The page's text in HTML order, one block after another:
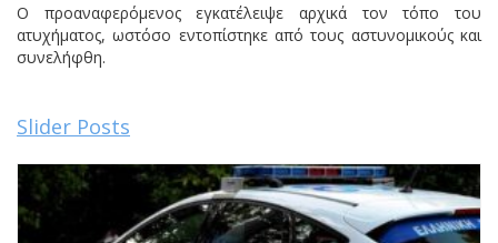
Ο προαναφερόμενος εγκατέλειψε αρχικά τον τόπο του
ατυχήματος, ωστόσο εντοπίστηκε από τους αστυνομικούς και
συνελήφθη.
Slider Posts